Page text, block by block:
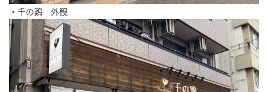
・千の鶏 外観